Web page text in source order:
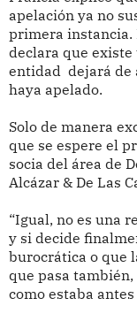
apelación ya no
primera instancia.
declara que
entidad dejará de
haya apelado.
Solo de manera
que se espere el
socia del área de
Alcázar & De Las
“Igual, no es una
y si decide
burocrática o que
que pasa
como estaba